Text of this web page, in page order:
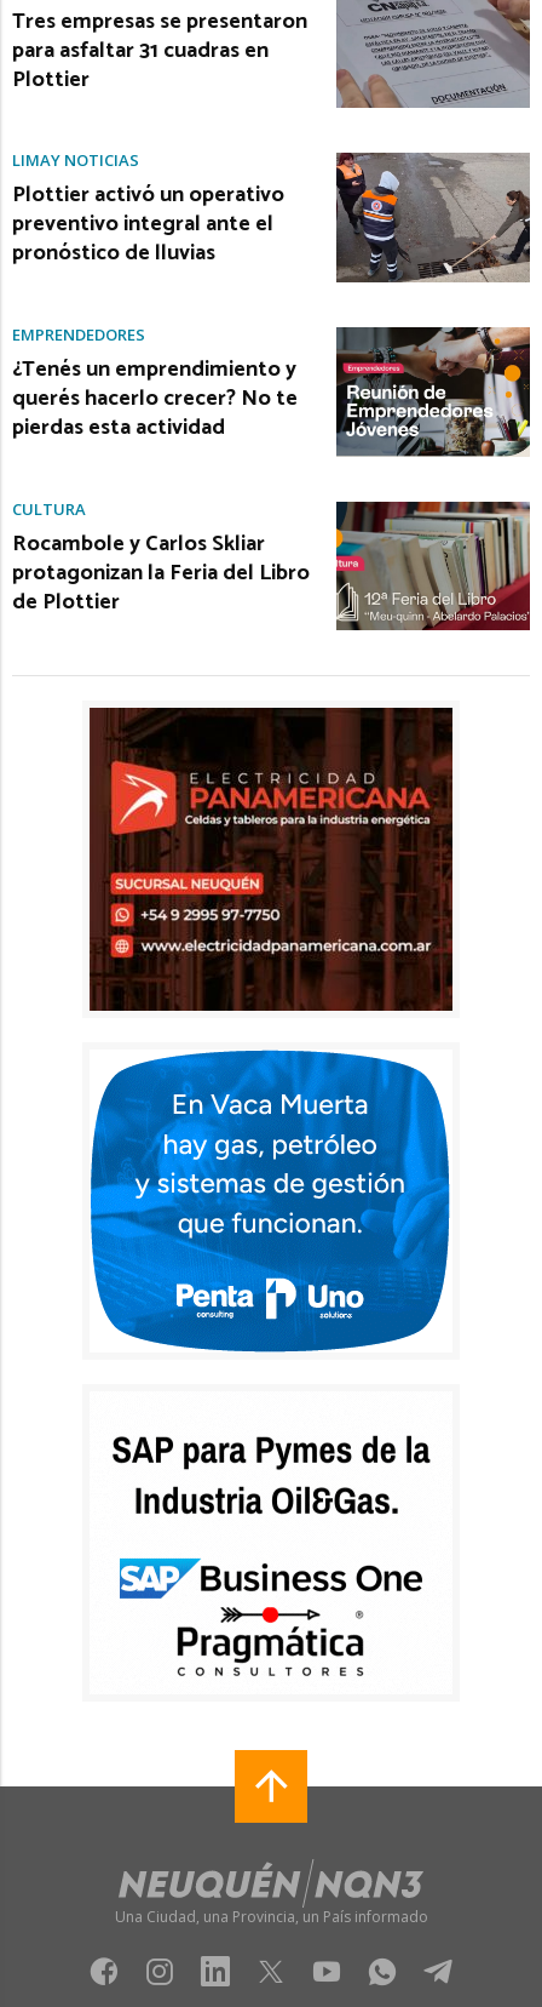
Tres empresas se presentaron
para asfaltar 31 cuadras en
Plottier
LIMAY NOTICIAS
Plottier activó un operativo
preventivo integral ante el
pronóstico de lluvias
EMPRENDEDORES
¿Tenés un emprendimiento y
querés hacerlo crecer? No te
pierdas esta actividad
CULTURA
Rocambole y Carlos Skliar
protagonizan la Feria del Libro
de Plottier
Una Ciudad, una Provincia, un País informado